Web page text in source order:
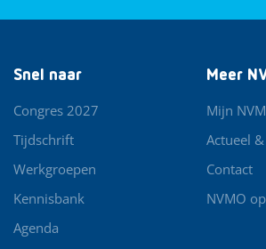
Snel naar
Congres 2027
Tijdschrift
Werkgroepen
Kennisbank
Agenda
Meer
Mijn
Actueel
Contact
NVMO